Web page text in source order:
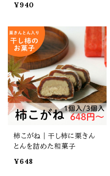
子
¥940
柿こがね｜干し柿に栗きん
とんを詰めた和菓子
¥648